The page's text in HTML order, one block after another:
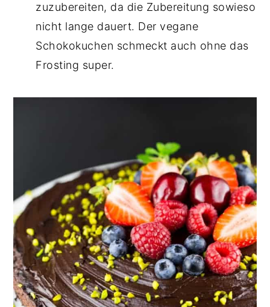
zuzubereiten, da die Zubereitung sowieso
nicht lange dauert. Der vegane
Schokokuchen schmeckt auch ohne das
Frosting super.